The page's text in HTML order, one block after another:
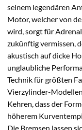
seinem legendären
Motor, welcher von
wird, sorgt für
zukünftig vermissen,
akustisch auf dicke
unglaubliche
Technik für größten
Vierzylinder-
Kehren, dass der
höherem
Die Bremsen lassen